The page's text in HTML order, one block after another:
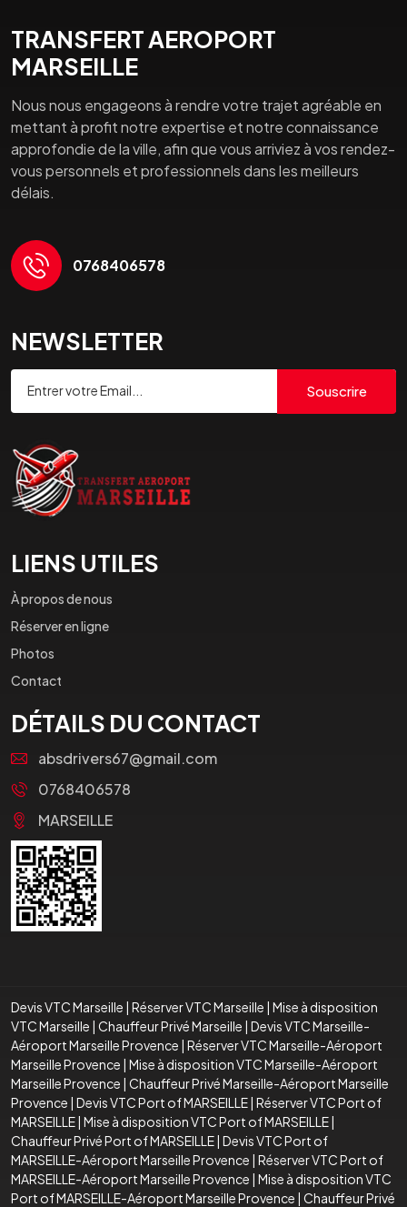
TRANSFERT AEROPORT
MARSEILLE
Nous nous engageons à rendre votre trajet agréable en
mettant à profit notre expertise et notre connaissance
approfondie de la ville, afin que vous arriviez à vos rendez-
vous personnels et professionnels dans les meilleurs
délais.
0768406578
NEWSLETTER
Souscrire
LIENS UTILES
À propos de nous
Réserver en ligne
Photos
Contact
DÉTAILS DU CONTACT
absdrivers67@gmail.com
0768406578
MARSEILLE
Devis VTC Marseille | Réserver VTC Marseille | Mise à disposition
VTC Marseille | Chauffeur Privé Marseille | Devis VTC Marseille-
Aéroport Marseille Provence | Réserver VTC Marseille-Aéroport
Marseille Provence | Mise à disposition VTC Marseille-Aéroport
Marseille Provence | Chauffeur Privé Marseille-Aéroport Marseille
Provence | Devis VTC Port of MARSEILLE| Réserver VTC Port of
MARSEILLE| Mise à disposition VTC Port of MARSEILLE|
Chauffeur Privé Port of MARSEILLE| Devis VTC Port of
MARSEILLE-Aéroport Marseille Provence | Réserver VTC Port of
MARSEILLE-Aéroport Marseille Provence | Mise à disposition VTC
Port of MARSEILLE-Aéroport Marseille Provence | Chauffeur Privé